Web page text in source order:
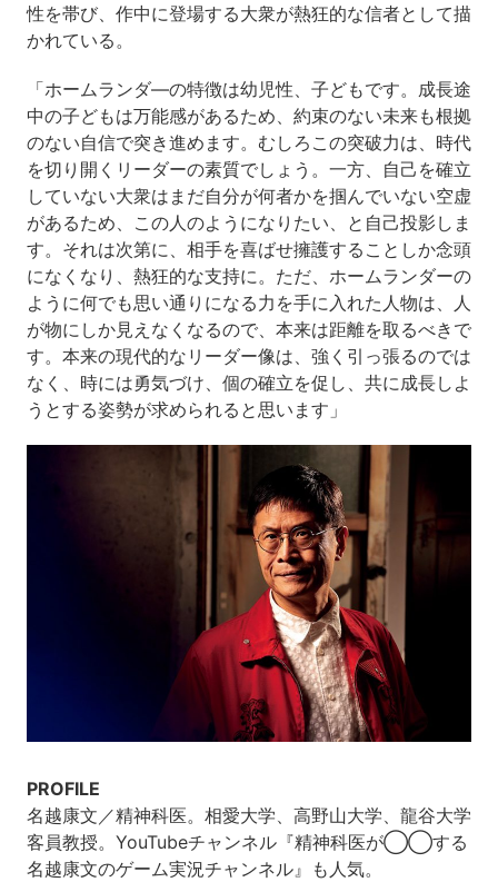
性を帯び、作中に登場する大衆が熱狂的な信者として描
かれている。
「ホームランダ―の特徴は幼児性、子どもです。成長途
中の子どもは万能感があるため、約束のない未来も根拠
のない自信で突き進めます。むしろこの突破力は、時代
を切り開くリーダーの素質でしょう。一方、自己を確立
していない大衆はまだ自分が何者かを掴んでいない空虚
があるため、この人のようになりたい、と自己投影しま
す。それは次第に、相手を喜ばせ擁護することしか念頭
になくなり、熱狂的な支持に。ただ、ホームランダーの
ように何でも思い通りになる力を手に入れた人物は、人
が物にしか見えなくなるので、本来は距離を取るべきで
す。本来の現代的なリーダー像は、強く引っ張るのでは
なく、時には勇気づけ、個の確立を促し、共に成長しよ
うとする姿勢が求められると思います」
PROFILE
名越康文／精神科医。相愛大学、高野山大学、龍谷大学
客員教授。YouTubeチャンネル『精神科医が◯◯する
名越康文のゲーム実況チャンネル』も人気。